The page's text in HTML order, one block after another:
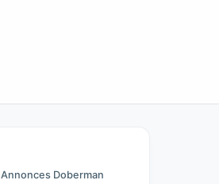
Annonces Doberman